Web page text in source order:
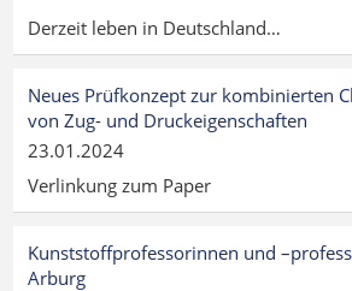
Derzeit leben in Deutschland…
Details
Neues Prüfkonzept zur kombinierten
von Zug- und Druckeigenschaften
23.01.2024
Verlinkung zum Paper
Details
Kunststoffprofessorinnen und
Arburg